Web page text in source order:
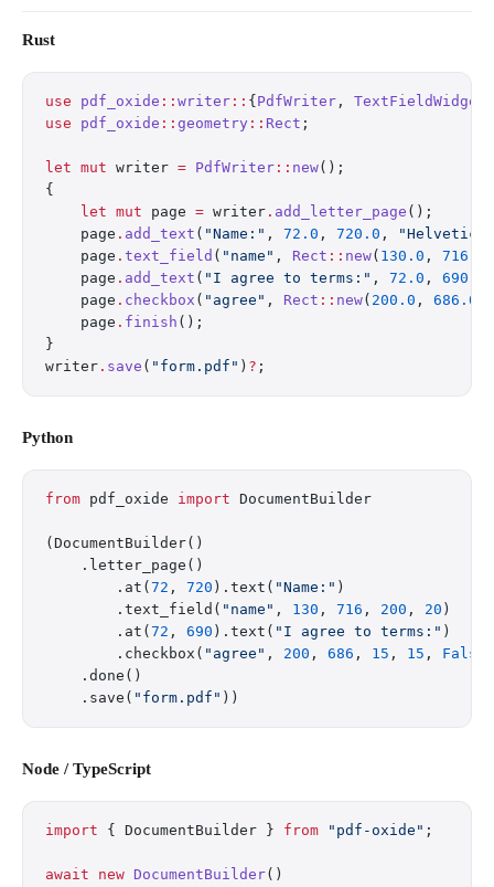
Rust
use pdf_oxide :: writer :: { PdfWriter , TextFieldWidget
use pdf_oxide :: geometry :: Rect ;
let mut writer = PdfWriter :: new();
{
    let
mut page = writer . add_letter_page ();
    page
. add_text ( "Name:" , 72.0 , 720.0 ,
"Helvetica"
    page
. text_field ( "name" , Rect :: new( 130.0 , 716.0
    page
. add_text ( "I agree to terms:" , 72.0 , 690.0
    page
. checkbox ( "agree" , Rect :: new( 200.0 , 686.0
    page
. finish ();
}
writer . save ( "form.pdf" ) ? ;
Python
from pdf_oxide import DocumentBuilder
(DocumentBuilder()
    .letter_page()
        .at(
72 , 720 ).text( "Name:" )
        .text_field(
"name" , 130 , 716 , 200 , 20 )
        .at(
72 , 690 ).text( "I agree to terms:" )
        .checkbox(
"agree" , 200 , 686 , 15 , 15 , False
    .done()
    .save(
"form.pdf" ))
Node / TypeScript
import { DocumentBuilder } from "pdf-oxide" ;
await new DocumentBuilder()